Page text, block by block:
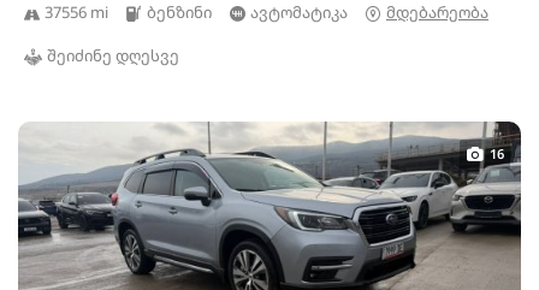
37556 mi ბენზინი ავტომატიკა
მდებარეობა
შეიძინე დღესვე
16